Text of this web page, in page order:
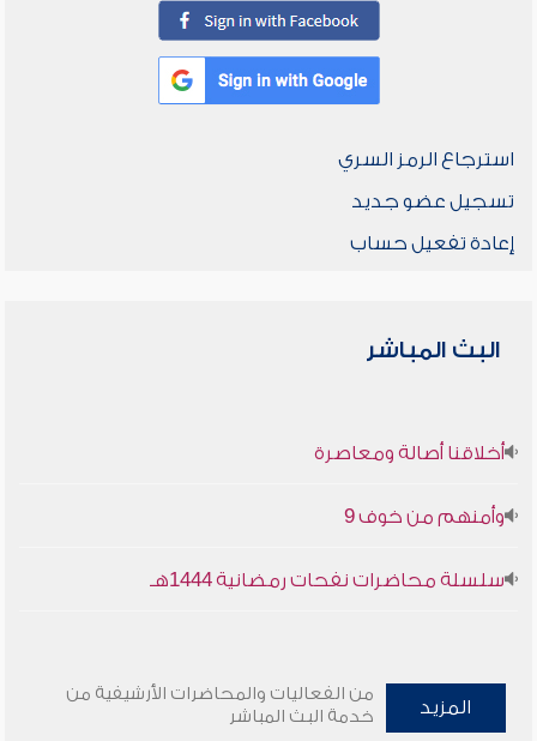
استرجاع الرمز السري
تسجيل عضو جديد
إعادة تفعيل حساب
البث المباشر
أخلاقنا أصالة ومعاصرة
وأمنهم من خوف 9
سلسلة محاضرات نفحات رمضانية 1444هـ
المزيد
من الفعاليات والمحاضرات الأرشيفية من
خدمة البث المباشر